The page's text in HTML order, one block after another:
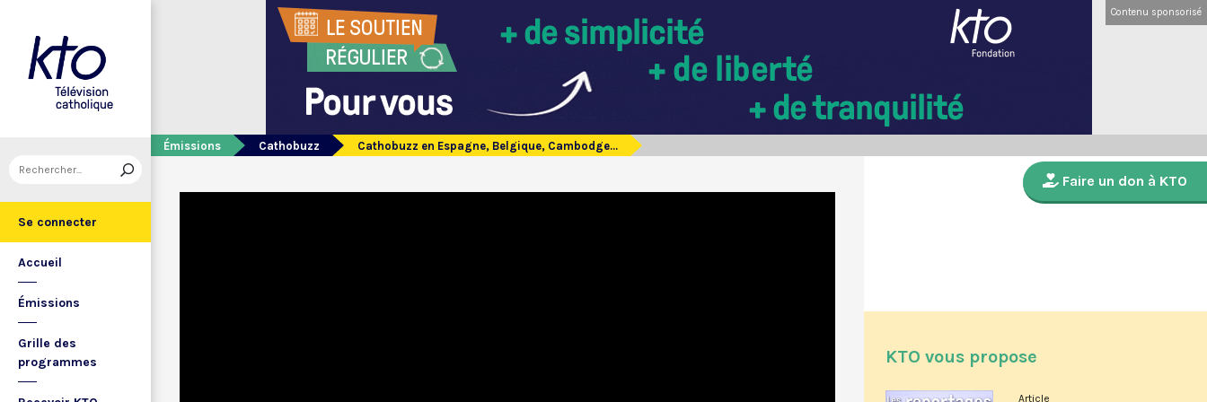
Se connecter
Accueil
Émissions
Grille des
programmes
Contenu sponsorisé
Émissions Cathobuzz Cathobuzz en Espagne, Belgique, Cambodge...
Faire un don à KTO
KTO vous propose
Article